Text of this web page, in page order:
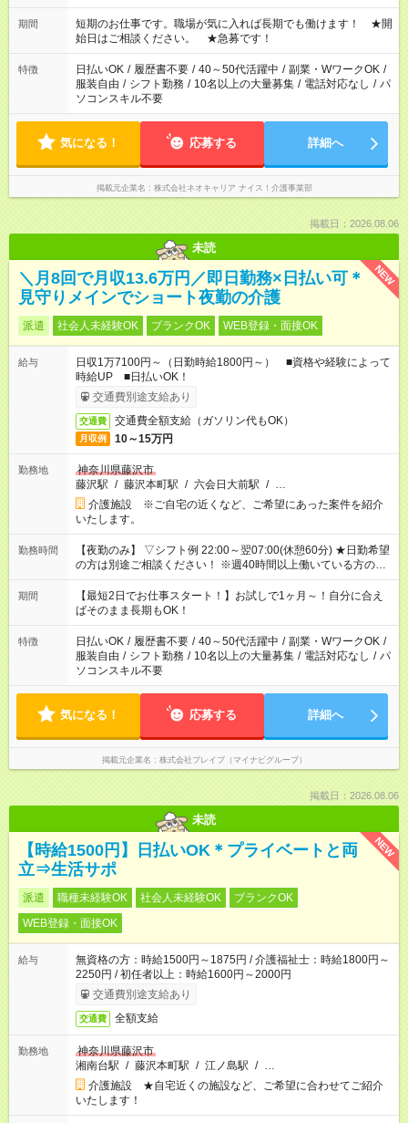
20:00※遅番 ※時間は、固定・選べる施設もあるので、ご希望が
あれば調整できます！ ※シフト制。勤務地により実働時間が異
なります。★家庭の都合でお休みが必要な場合も遠慮なくご相談
ください。
期間
短期のお仕事です。職場が気に入れば長期でも働けます！ ★開
始日はご相談ください。 ★急募です！
特徴 日払いOK / 履歴書不要 / 40～50代活躍中 / 副業・WワークOK /
服装自由 / シフト勤務 / 10名以上の大量募集 / 電話対応なし / パ
ソコンスキル不要
気になる！ 応募する 詳細へ
掲載元企業名 株式会社ネオキャリア ナイス！介護事業部
掲載日：2026.08.06
未読
NEW
＼月8回で月収13.6万円／即日勤務×日払い可＊
見守りメインでショート夜勤の介護
派遣 社会人未経験OK ブランクOK WEB登録・面接OK
給与
日収1万7100円～（日勤時給1800円～） ■資格や経験によって
時給UP ■日払いOK！
交通費別途支給あり
交通費 交通費全額支給（ガソリン代もOK）
月収例 10～15万円
勤務地
神奈川県藤沢市
藤沢駅 / 藤沢本町駅 / 六会日大前駅 / …
介護施設 ※ご自宅の近くなど、ご希望にあった案件を紹介
いたします。
勤務時間
【夜勤のみ】 ▽シフト例 22:00～翌07:00(休憩60分) ★日勤希望
の方は別途ご相談ください！ ※週40時間以上働いている方のW
ワークはNG
期間
【最短2日でお仕事スタート！】お試しで1ヶ月～！自分に合え
ばそのまま長期もOK！
特徴 日払いOK / 履歴書不要 / 40～50代活躍中 / 副業・WワークOK /
服装自由 / シフト勤務 / 10名以上の大量募集 / 電話対応なし / パ
ソコンスキル不要
気になる！ 応募する 詳細へ
掲載元企業名 株式会社ブレイブ（マイナビグループ）
掲載日：2026.08.06
未読
NEW
【時給1500円】日払いOK＊プライベートと両
立⇒生活サポ
派遣 職種未経験OK 社会人未経験OK
ブランクOK
WEB登録・面接OK
給与
無資格の方：時給1500円～1875円 / 介護福祉士：時給1800円～
2250円 / 初任者以上：時給1600円～2000円
交通費別途支給あり
交通費 全額支給
勤務地
神奈川県藤沢市
湘南台駅 / 藤沢本町駅 / 江ノ島駅 / …
介護施設 ★自宅近くの施設など、ご希望に合わせてご紹介
いたします！